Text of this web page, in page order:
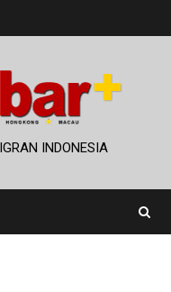
INDONESIA